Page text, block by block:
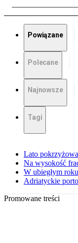
Powiązane
Polecane
Najnowsze
Tagi
Lato
Na wysokość
W ubiegłym
Adriatyckie
Promowane treści